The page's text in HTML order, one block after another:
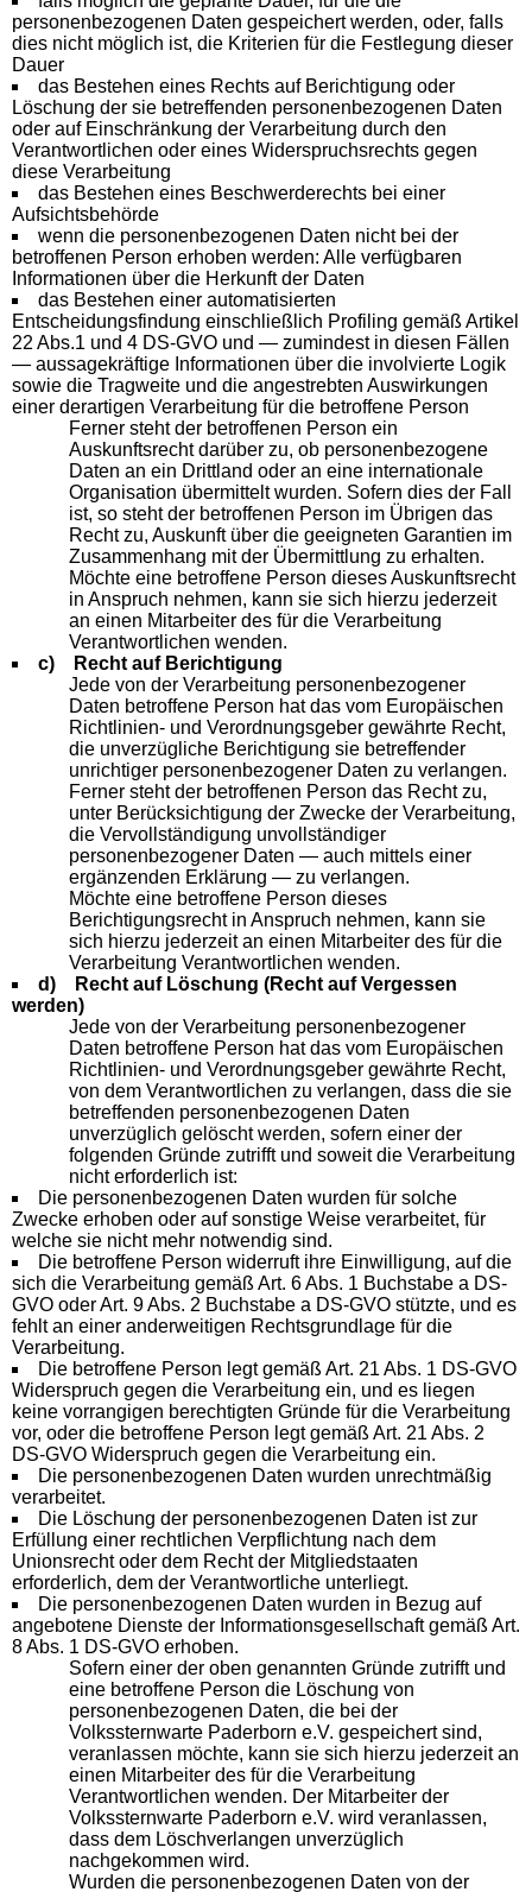
personenbezogenen Daten gespeichert werden, oder, falls
dies nicht möglich ist, die Kriterien für die Festlegung dieser
Dauer
das Bestehen eines Rechts auf Berichtigung oder
Löschung der sie betreffenden personenbezogenen Daten
oder auf Einschränkung der Verarbeitung durch den
Verantwortlichen oder eines Widerspruchsrechts gegen
diese Verarbeitung
das Bestehen eines Beschwerderechts bei einer
Aufsichtsbehörde
wenn die personenbezogenen Daten nicht bei der
betroffenen Person erhoben werden: Alle verfügbaren
Informationen über die Herkunft der Daten
das Bestehen einer automatisierten
Entscheidungsfindung einschließlich Profiling gemäß Artikel
22 Abs.1 und 4 DS-GVO und — zumindest in diesen Fällen
— aussagekräftige Informationen über die involvierte Logik
sowie die Tragweite und die angestrebten Auswirkungen
einer derartigen Verarbeitung für die betroffene Person
Ferner steht der betroffenen Person ein
Auskunftsrecht darüber zu, ob personenbezogene
Daten an ein Drittland oder an eine internationale
Organisation übermittelt wurden. Sofern dies der Fall
ist, so steht der betroffenen Person im Übrigen das
Recht zu, Auskunft über die geeigneten Garantien im
Zusammenhang mit der Übermittlung zu erhalten.
Möchte eine betroffene Person dieses Auskunftsrecht
in Anspruch nehmen, kann sie sich hierzu jederzeit
an einen Mitarbeiter des für die Verarbeitung
Verantwortlichen wenden.
c) Recht auf Berichtigung
Jede von der Verarbeitung personenbezogener
Daten betroffene Person hat das vom Europäischen
Richtlinien- und Verordnungsgeber gewährte Recht,
die unverzügliche Berichtigung sie betreffender
unrichtiger personenbezogener Daten zu verlangen.
Ferner steht der betroffenen Person das Recht zu,
unter Berücksichtigung der Zwecke der Verarbeitung,
die Vervollständigung unvollständiger
personenbezogener Daten — auch mittels einer
ergänzenden Erklärung — zu verlangen.
Möchte eine betroffene Person dieses
Berichtigungsrecht in Anspruch nehmen, kann sie
sich hierzu jederzeit an einen Mitarbeiter des für die
Verarbeitung Verantwortlichen wenden.
d) Recht auf Löschung (Recht auf Vergessen
werden)
Jede von der Verarbeitung personenbezogener
Daten betroffene Person hat das vom Europäischen
Richtlinien- und Verordnungsgeber gewährte Recht,
von dem Verantwortlichen zu verlangen, dass die sie
betreffenden personenbezogenen Daten
unverzüglich gelöscht werden, sofern einer der
folgenden Gründe zutrifft und soweit die Verarbeitung
nicht erforderlich ist:
Die personenbezogenen Daten wurden für solche
Zwecke erhoben oder auf sonstige Weise verarbeitet, für
welche sie nicht mehr notwendig sind.
Die betroffene Person widerruft ihre Einwilligung, auf die
sich die Verarbeitung gemäß Art. 6 Abs. 1 Buchstabe a DS-
GVO oder Art. 9 Abs. 2 Buchstabe a DS-GVO stützte, und es
fehlt an einer anderweitigen Rechtsgrundlage für die
Verarbeitung.
Die betroffene Person legt gemäß Art. 21 Abs. 1 DS-GVO
Widerspruch gegen die Verarbeitung ein, und es liegen
keine vorrangigen berechtigten Gründe für die Verarbeitung
vor, oder die betroffene Person legt gemäß Art. 21 Abs. 2
DS-GVO Widerspruch gegen die Verarbeitung ein.
Die personenbezogenen Daten wurden unrechtmäßig
verarbeitet.
Die Löschung der personenbezogenen Daten ist zur
Erfüllung einer rechtlichen Verpflichtung nach dem
Unionsrecht oder dem Recht der Mitgliedstaaten
erforderlich, dem der Verantwortliche unterliegt.
Die personenbezogenen Daten wurden in Bezug auf
angebotene Dienste der Informationsgesellschaft gemäß Art.
8 Abs. 1 DS-GVO erhoben.
Sofern einer der oben genannten Gründe zutrifft und
eine betroffene Person die Löschung von
personenbezogenen Daten, die bei der
Volkssternwarte Paderborn e.V. gespeichert sind,
veranlassen möchte, kann sie sich hierzu jederzeit an
einen Mitarbeiter des für die Verarbeitung
Verantwortlichen wenden. Der Mitarbeiter der
Volkssternwarte Paderborn e.V. wird veranlassen,
dass dem Löschverlangen unverzüglich
nachgekommen wird.
Wurden die personenbezogenen Daten von der